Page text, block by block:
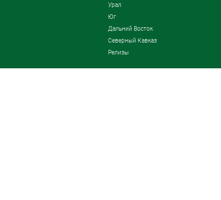
Урал
Юг
Дальний Восток
Северный Кавказ
Релизы